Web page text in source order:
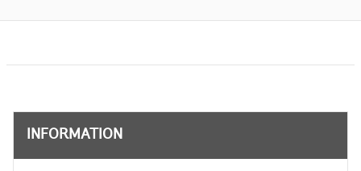
INFORMATION